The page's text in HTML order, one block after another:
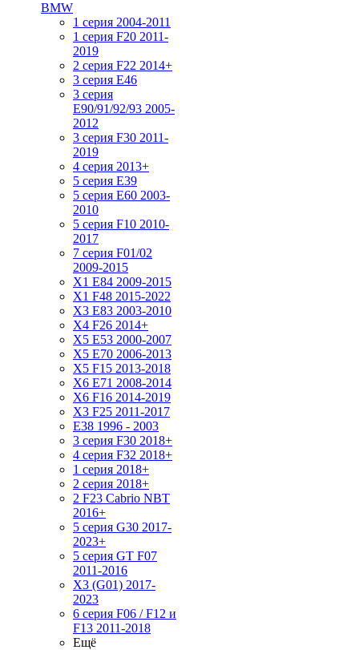
BMW
1 серия 2004-2011
1 серия F20 2011-
2019
2 серия F22 2014+
3 серия Е46
3 серия
E90/91/92/93 2005-
2012
3 серия F30 2011-
2019
4 серия 2013+
5 серия E39
5 серия E60 2003-
2010
5 серия F10 2010-
2017
7 серия F01/02
2009-2015
X1 E84 2009-2015
X1 F48 2015-2022
X3 E83 2003-2010
X4 F26 2014+
X5 E53 2000-2007
X5 E70 2006-2013
X5 F15 2013-2018
X6 E71 2008-2014
X6 F16 2014-2019
X3 F25 2011-2017
E38 1996 - 2003
3 серия F30 2018+
4 серия F32 2018+
1 серия 2018+
2 серия 2018+
2 F23 Cabrio NBT
2016+
5 серия G30 2017-
2023+
5 серия GT F07
2011-2016
X3 (G01) 2017-
2023
6 серия F06 / F12 и
F13 2011-2018
Ещё